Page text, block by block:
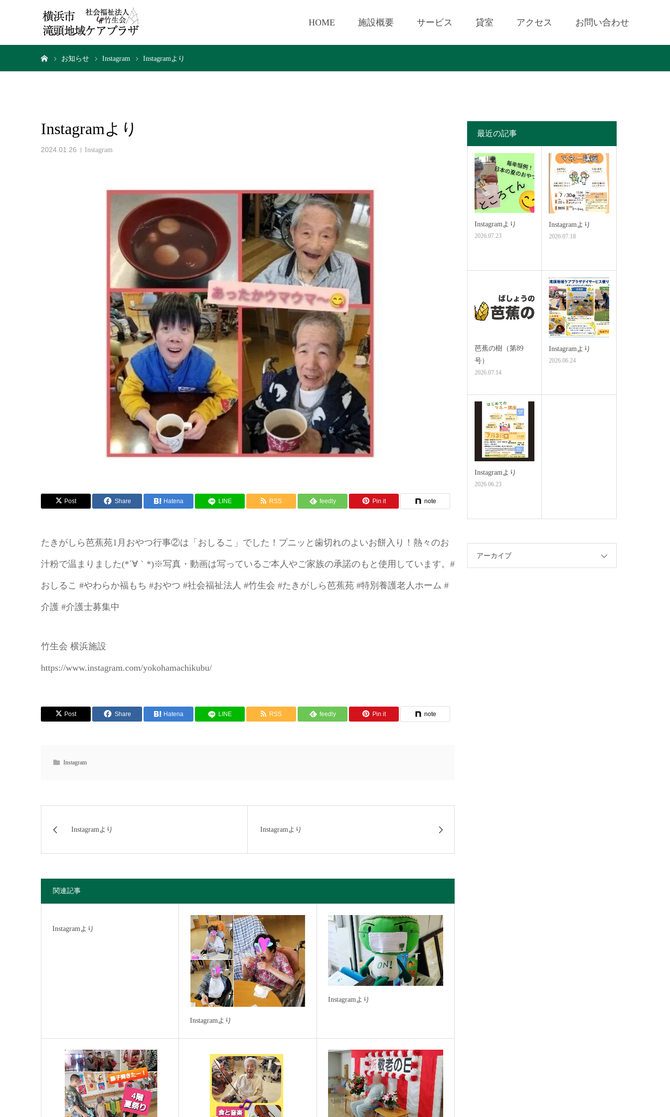
HOME 施設概要 サービス 貸室 アクセス お問い合わせ
お知らせ Instagram Instagramより
Instagramより
2024.01.26 Instagram
Post Share Hatena LINE RSS feedly Pin it note
たきがしら芭蕉苑1月おやつ行事②は「おしるこ」でした！プニッと歯切れのよいお餅入り！熱々のお
汁粉で温まりました(*´∀｀*)※写真・動画は写っているご本人やご家族の承諾のもと使用しています。#
おしるこ #やわらか福もち #おやつ #社会福祉法人 #竹生会 #たきがしら芭蕉苑 #特別養護老人ホーム #
介護 #介護士募集中
竹生会 横浜施設
https://www.instagram.com/yokohamachikubu/
Post Share Hatena LINE RSS feedly Pin it note
Instagram
Instagramより Instagramより
関連記事
Instagramより
Instagramより
Instagramより
最近の記事
Instagramより
2026.07.23
Instagramより
2026.07.18
芭蕉の樹（第89
号）
2026.07.14
Instagramより
2026.06.24
Instagramより
2026.06.23
アーカイブ